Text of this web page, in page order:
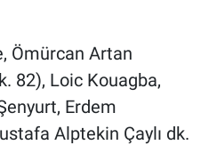
Ömürcan Artan
82), Loic Kouagba,
Erdem
Alptekin Çaylı dk.